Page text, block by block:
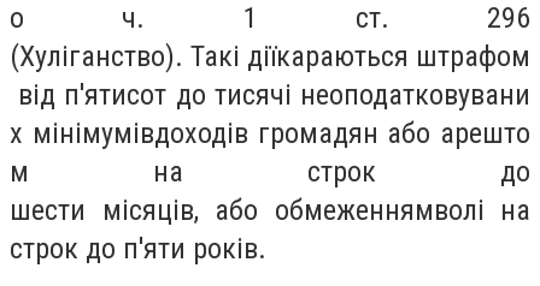
о ч. 1 ст. 296
(Хуліганство). Такі діїкараються штрафом
від п'ятисот до тисячі неоподатковувани
х мінімумівдоходів громадян або арешто
м на строк до
шести місяців, або обмеженнямволі на
строк до п'яти років.